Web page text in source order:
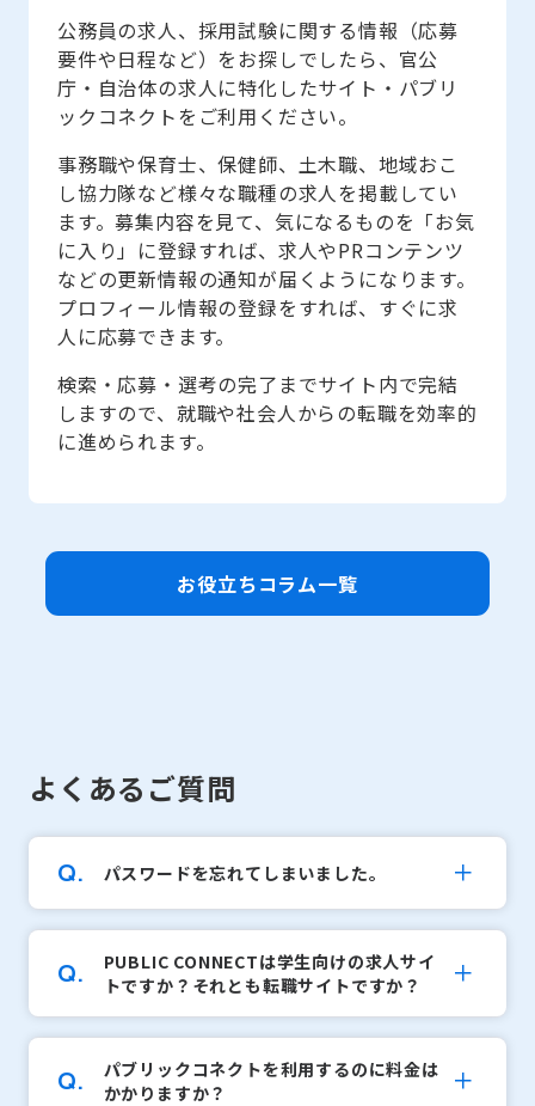
公務員の求人、採用試験に関する情報（応募
要件や日程など）をお探しでしたら、官公
庁・自治体の求人に特化したサイト・パブリ
ックコネクトをご利用ください。
事務職や保育士、保健師、土木職、地域おこ
し協力隊など様々な職種の求人を掲載してい
ます。募集内容を見て、気になるものを「お気
に入り」に登録すれば、求人やPRコンテンツ
などの更新情報の通知が届くようになります。
プロフィール情報の登録をすれば、すぐに求
人に応募できます。
検索・応募・選考の完了までサイト内で完結
しますので、就職や社会人からの転職を効率的
に進められます。
お役立ちコラム一覧
よくあるご質問
Q. パスワードを忘れてしまいました。
Q.
PUBLIC CONNECTは学生向けの求人サイ
トですか？それとも転職サイトですか？
Q.
パブリックコネクトを利用するのに料金は
かかりますか？